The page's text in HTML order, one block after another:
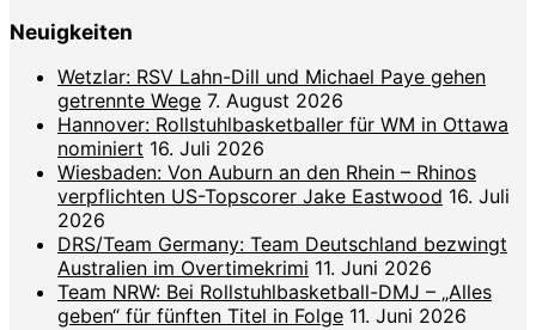
Neuigkeiten
Wetzlar: RSV Lahn-Dill und Michael Paye gehen
getrennte Wege 7. August 2026
Hannover: Rollstuhlbasketballer für WM in Ottawa
nominiert 16. Juli 2026
Wiesbaden: Von Auburn an den Rhein – Rhinos
verpflichten US-Topscorer Jake Eastwood 16. Juli
2026
DRS/Team Germany: Team Deutschland bezwingt
Australien im Overtimekrimi 11. Juni 2026
Team NRW: Bei Rollstuhlbasketball-DMJ – „Alles
geben“ für fünften Titel in Folge 11. Juni 2026